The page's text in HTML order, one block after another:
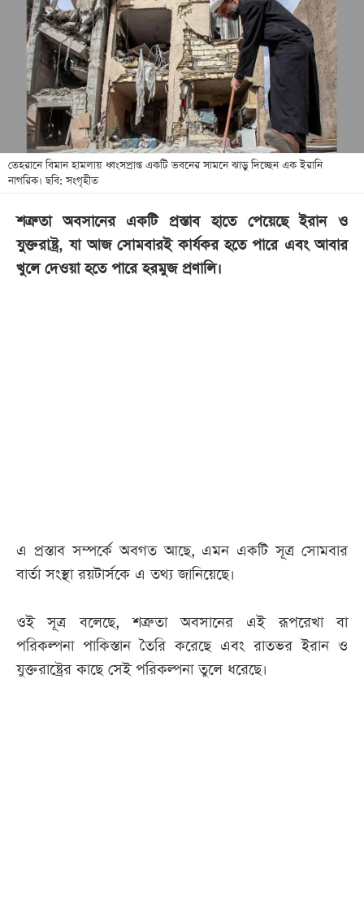
খেলা
বিনোদন
লাইফ
স্টাইল
শিক্ষা
তথ্যপ্রযুক্তি
সব
ছবি
তেহরানে বিমান হামলায় ধ্বংসপ্রাপ্ত একটি ভবনের সামনে ঝাড়ু দিচ্ছেন এক ইরানি
নাগরিক। ছবি: সংগৃহীত
শত্রুতা অবসানের একটি প্রস্তাব হাতে পেয়েছে ইরান ও
যুক্তরাষ্ট্র, যা আজ সোমবারই কার্যকর হতে পারে এবং আবার
খুলে দেওয়া হতে পারে হরমুজ প্রণালি।
এ প্রস্তাব সম্পর্কে অবগত আছে, এমন একটি সূত্র সোমবার
বার্তা সংস্থা রয়টার্সকে এ তথ্য জানিয়েছে।
ওই সূত্র বলেছে, শত্রুতা অবসানের এই রূপরেখা বা
পরিকল্পনা পাকিস্তান তৈরি করেছে এবং রাতভর ইরান ও
যুক্তরাষ্ট্রের কাছে সেই পরিকল্পনা তুলে ধরেছে।